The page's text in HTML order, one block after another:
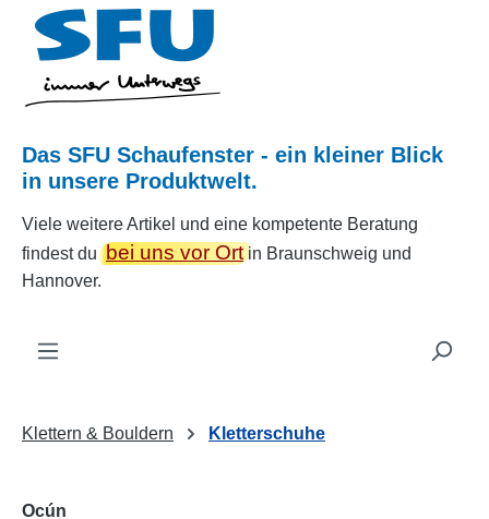
Zum Hauptinhalt springen
Das SFU Schaufenster - ein kleiner Blick
in unsere Produktwelt.
Viele weitere Artikel und eine kompetente Beratung
findest du bei uns vor Ort in Braunschweig und
Hannover.
Klettern & Bouldern Kletterschuhe
Ocún